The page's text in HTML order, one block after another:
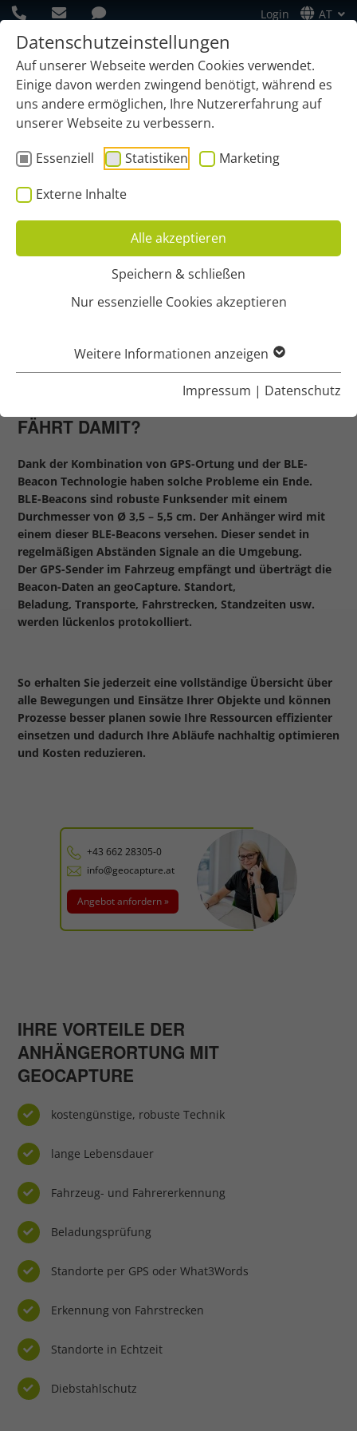
Datenschutzeinstellungen
Auf unserer Webseite werden Cookies verwendet.
Einige davon werden zwingend benötigt, während es
uns andere ermöglichen, Ihre Nutzererfahrung auf
unserer Webseite zu verbessern.
Essenziell
Statistiken Marketing
Externe Inhalte
Alle akzeptieren
Speichern & schließen
Nur essenzielle Cookies akzeptieren
Weitere Informationen anzeigen
Impressum | Datenschutz
Login AT
Anhänger
ANHÄNGERORTUNG- UND
ERKENNUNG
+43 662 28305-0
info@geocapture.at
Angebot anfordern »
WO IST DER ANHÄNGER UND WER
FÄHRT DAMIT?
Dank der Kombination von GPS-Ortung und der BLE-
Beacon Technologie haben solche Probleme ein Ende.
BLE-Beacons sind robuste Funksender mit einem
Durchmesser von Ø 3,5 – 5,5 cm. Der Anhänger wird mit
einem dieser BLE-Beacons versehen. Dieser sendet in
regelmäßigen Abständen Signale an die Umgebung.
Der GPS-Sender im Fahrzeug empfängt und überträgt die
Beacon-Daten an geoCapture. Standort,
Beladung, Transporte, Fahrstrecken, Standzeiten usw.
werden lückenlos protokolliert.
So erhalten Sie jederzeit eine vollständige Übersicht über
alle Bewegungen und Einsätze Ihrer Objekte und können
Prozesse besser planen sowie Ihre Ressourcen effizienter
einsetzen und dadurch Ihre Abläufe nachhaltig optimieren
und Kosten reduzieren.
IHRE VORTEILE DER
ANHÄNGERORTUNG MIT
GEOCAPTURE
kostengünstige, robuste Technik
lange Lebensdauer
Fahrzeug- und Fahrererkennung
Beladungsprüfung
Standorte per GPS oder What3Words
Erkennung von Fahrstrecken
Standorte in Echtzeit
Diebstahlschutz